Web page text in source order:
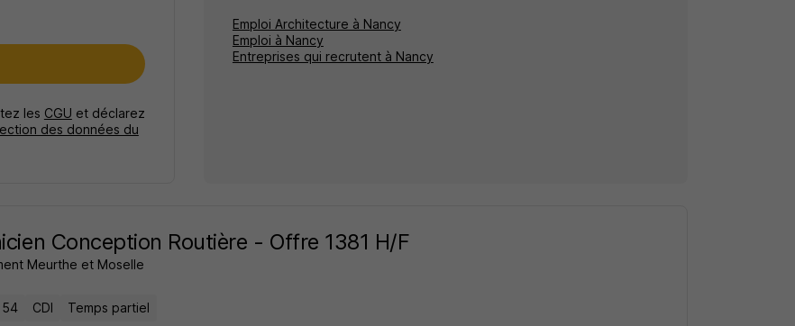
les CGU et déclarez
des données du
Emploi Architecture à Nancy
Emploi à Nancy
Entreprises qui recrutent à Nancy
Conception Routière - Offre 1381 H/F
Meurthe et Moselle
54 CDI Temps partiel